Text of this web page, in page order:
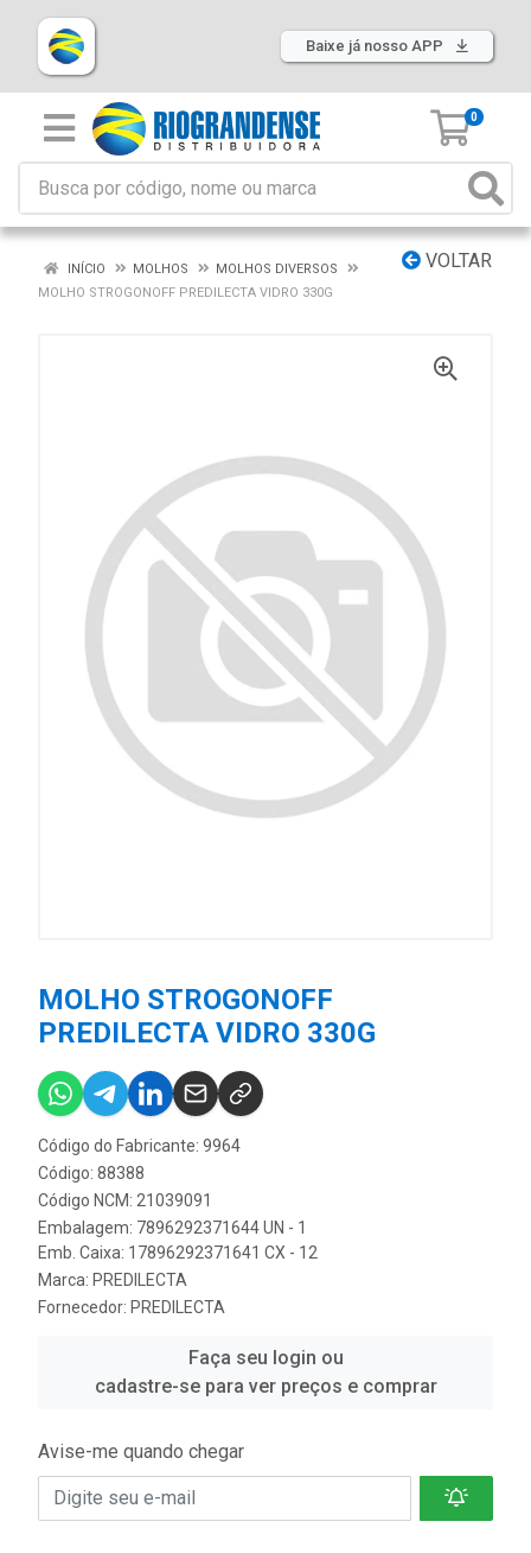
Baixe já nosso APP
0
VOLTAR
INÍCIO MOLHOS
MOLHOS DIVERSOS
MOLHO STROGONOFF PREDILECTA VIDRO 330G
MOLHO STROGONOFF
PREDILECTA VIDRO 330G
Código do Fabricante: 9964
Código: 88388
Código NCM: 21039091
Embalagem: 7896292371644 UN - 1
Emb. Caixa: 17896292371641 CX - 12
Marca: PREDILECTA
Fornecedor: PREDILECTA
Faça seu login ou
cadastre-se para ver preços e comprar
Avise-me quando chegar